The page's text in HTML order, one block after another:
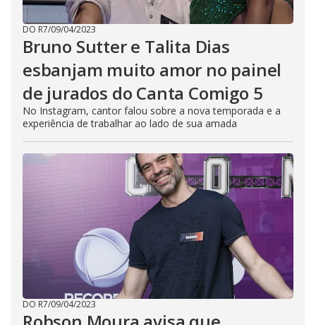
DO R7/09/04/2023
Bruno Sutter e Talita Dias
esbanjam muito amor no painel
de jurados do Canta Comigo 5
No Instagram, cantor falou sobre a nova temporada e a
experiência de trabalhar ao lado de sua amada
DO R7/09/04/2023